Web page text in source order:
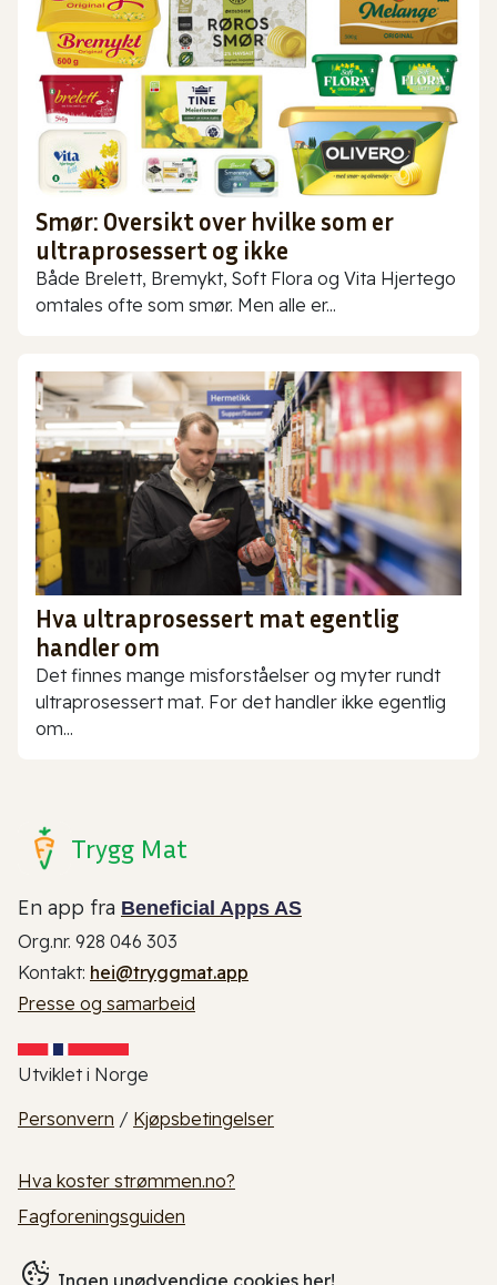
Smør: Oversikt over hvilke som er
ultraprosessert og ikke
Både Brelett, Bremykt, Soft Flora og Vita Hjertego
omtales ofte som smør. Men alle er...
Hva ultraprosessert mat egentlig
handler om
Det finnes mange misforståelser og myter rundt
ultraprosessert mat. For det handler ikke egentlig
om...
Trygg Mat
En app fra Beneficial Apps AS
Org.nr. 928 046 303
Kontakt: hei@tryggmat.app
Presse og samarbeid
Utviklet i Norge
Personvern / Kjøpsbetingelser
Hva koster strømmen.no?
Fagforeningsguiden
Ingen unødvendige cookies her!